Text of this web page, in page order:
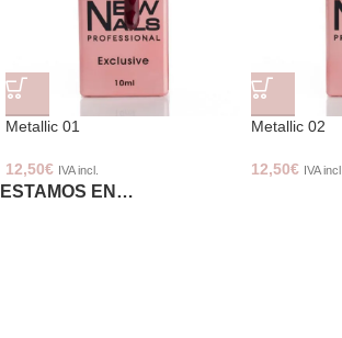
Metallic 01
12,50€ IVA incl.
Metallic 02
12,50€ IVA incl.
ESTAMOS EN…